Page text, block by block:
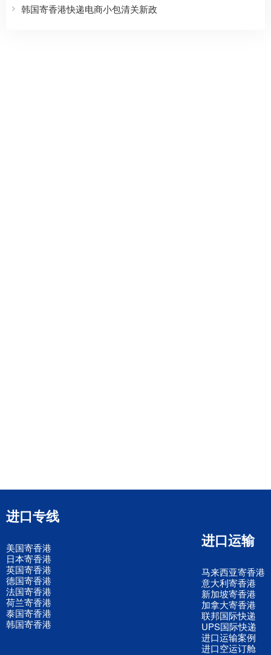
韩国寄香港快递电商小包清关新政
进口专线
美国寄香港
日本寄香港
英国寄香港
德国寄香港
法国寄香港
荷兰寄香港
泰国寄香港
韩国寄香港
进口运输
马来西亚寄香港
意大利寄香港
新加坡寄香港
加拿大寄香港
联邦国际快递
UPS国际快递
进口运输案例
进口空运订舱